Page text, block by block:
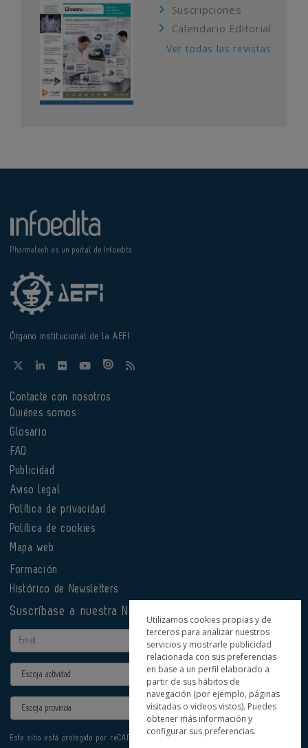
Suscripciones
Calendario Editorial
Ver todas las revistas
Pharmatech es un portal de Infoedita
Órgano institucional de la AEFI
Contacte con nosotros
Quiénes somos
Glosario
FAQ
Publicidad
Aviso legal
Política de privacidad
Política de cookies
Mapa web
Formación
Histórico de Newsletters
Suscríbase a nuestra Newsletter
Email
Actividad
Provincia
Este sitio está protegido por reCAPTCHA y se aplican la
Utilizamos cookies propias y de
terceros para analizar nuestros
servicios y mostrarle publicidad
relacionada con sus preferencias
en base a un perfil elaborado a
partir de sus hábitos de
navegación (por ejemplo, páginas
visitadas o videos vistos). Puedes
obtener más información y
configurar sus preferencias.